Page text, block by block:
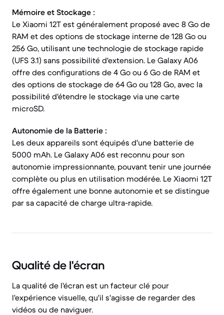
Mémoire et Stockage :
Le Xiaomi 12T est généralement proposé avec 8 Go de
RAM et des options de stockage interne de 128 Go ou
256 Go, utilisant une technologie de stockage rapide
(UFS 3.1) sans possibilité d'extension. Le Galaxy A06
offre des configurations de 4 Go ou 6 Go de RAM et
des options de stockage de 64 Go ou 128 Go, avec la
possibilité d'étendre le stockage via une carte
microSD.
Autonomie de la Batterie :
Les deux appareils sont équipés d'une batterie de
5000 mAh. Le Galaxy A06 est reconnu pour son
autonomie impressionnante, pouvant tenir une journée
complète ou plus en utilisation modérée. Le Xiaomi 12T
offre également une bonne autonomie et se distingue
par sa capacité de charge ultra-rapide.
Qualité de l'écran
La qualité de l'écran est un facteur clé pour
l'expérience visuelle, qu'il s'agisse de regarder des
vidéos ou de naviguer.